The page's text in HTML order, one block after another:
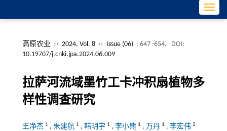
高原农业 ›› 2024, Vol. 8 ›› Issue (06) : 647 -654.
DOI:
10.19707/j.cnki.jpa.2024.06.009
拉萨河流域墨竹工卡冲积扇植物多
样性调查研究
王净杰 1 , 朱建航 1 , 韩明宇 1 , 李小熊 1 , 万丹 1 , 李宏伟 2